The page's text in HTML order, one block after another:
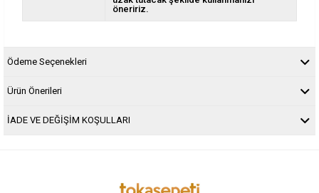
öneririz.
Ödeme Seçenekleri
Ürün Önerileri
İADE VE DEĞİŞİM KOŞULLARI